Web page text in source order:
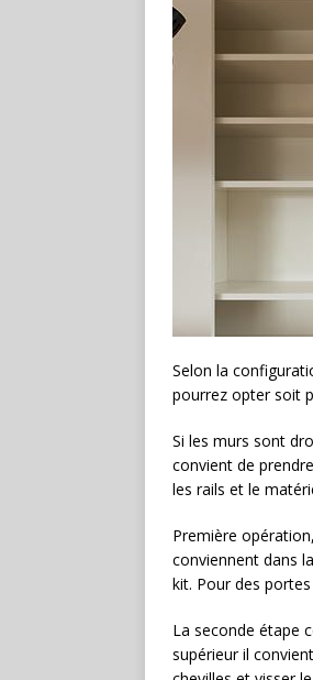
Selon la
pourrez opter soit
Si les murs sont
convient de
les rails et le
Première
conviennent dans
kit. Pour des
La seconde étape
supérieur il